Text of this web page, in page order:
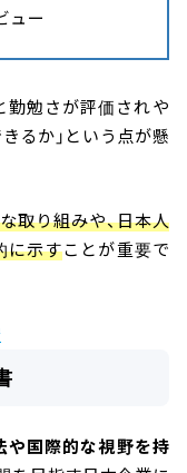
ュー
勤勉さが評価されや
るか」という点が懸
取り組みや、日本人
に示すことが重要で
や国際的な視野を持